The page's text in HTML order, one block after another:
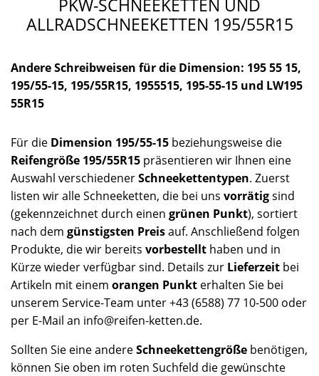
PKW-SCHNEEKETTEN UND
ALLRADSCHNEEKETTEN 195/55R15
Andere Schreibweisen für die Dimension: 195 55 15,
195/55-15, 195/55R15, 1955515, 195-55-15 und LW195
55R15
Für die Dimension 195/55-15 beziehungsweise die
Reifengröße 195/55R15 präsentieren wir Ihnen eine
Auswahl verschiedenerSchneekettentypen. Zuerst
listen wir alle Schneeketten, die bei uns vorrätigsind
(gekennzeichnet durch einen grünen Punkt), sortiert
nach dem günstigsten Preisauf. Anschließend folgen
Produkte, die wir bereits vorbestellt haben und in
Kürze wieder verfügbar sind. Details zur Lieferzeit bei
Artikeln mit einem orangen Punkt erhalten Sie bei
unserem Service-Team unter +43 (6588) 77 10-500 oder
per E-Mail an info@reifen-ketten.de.
Sollten Sie eine andereSchneekettengröße benötigen,
können Sie oben im roten Suchfeld die gewünschte